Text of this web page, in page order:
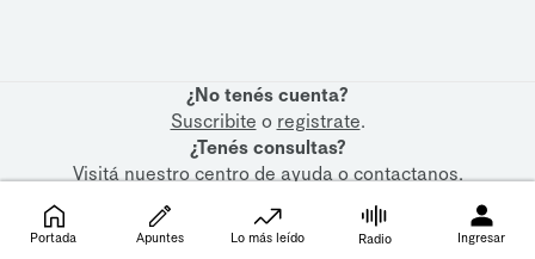
¿No tenés cuenta?
Suscribite o registrate.
¿Tenés consultas?
Visitá nuestrocentro de ayudaocontactanos.
Portada Apuntes Lo más leído Radio Ingresar